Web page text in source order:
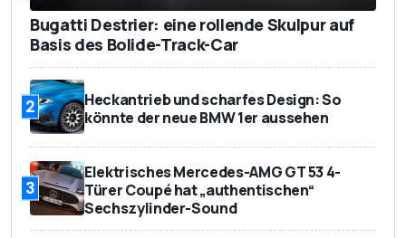
Bugatti Destrier: eine rollende Skulpur auf
Basis des Bolide-Track-Car
2
Heckantrieb und scharfes Design: So
könnte der neue BMW 1er aussehen
3
Elektrisches Mercedes-AMG GT 53 4-
Türer Coupé hat „authentischen“
Sechszylinder-Sound